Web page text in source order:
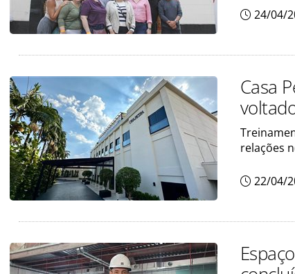
24/04/
Casa
relações
22/04/